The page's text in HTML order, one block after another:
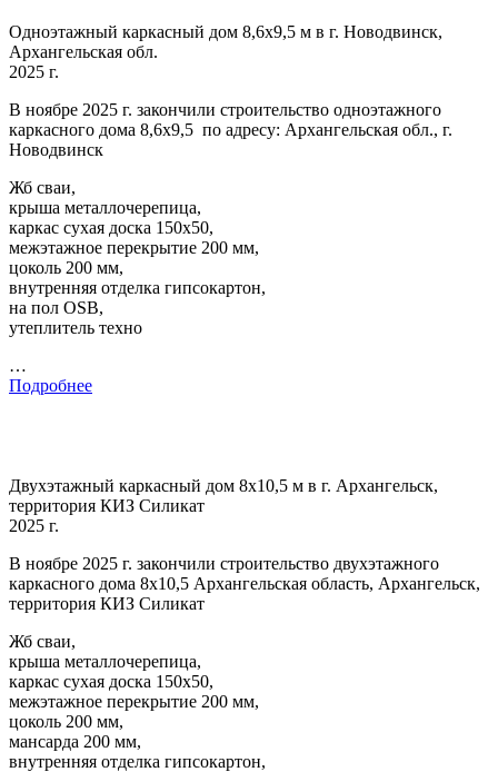
Одноэтажный каркасный дом 8,6х9,5 м в г. Новодвинск,
Архангельская обл.
2025 г.
В ноябре 2025 г. закончили строительство одноэтажного
каркасного дома 8,6х9,5 по адресу: Архангельская обл., г.
Новодвинск
Жб сваи,
крыша металлочерепица,
каркас сухая доска 150х50,
межэтажное перекрытие 200 мм,
цоколь 200 мм,
внутренняя отделка гипсокартон,
на пол OSB,
утеплитель техно
…
Подробнее
Двухэтажный каркасный дом 8х10,5 м в г. Архангельск,
территория КИЗ Силикат
2025 г.
В ноябре 2025 г. закончили строительство двухэтажного
каркасного дома 8х10,5 Архангельская область, Архангельск,
территория КИЗ Силикат
Жб сваи,
крыша металлочерепица,
каркас сухая доска 150х50,
межэтажное перекрытие 200 мм,
цоколь 200 мм,
мансарда 200 мм,
внутренняя отделка гипсокартон,